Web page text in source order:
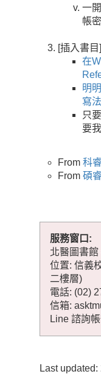
一
帳
[插入書目]
在
明
寫
只
要
From 科
From 碩
服務窗口:
北醫圖書
位置: 信義
二樓層)
電話: (02)
信箱:
Line 諮詢
Last